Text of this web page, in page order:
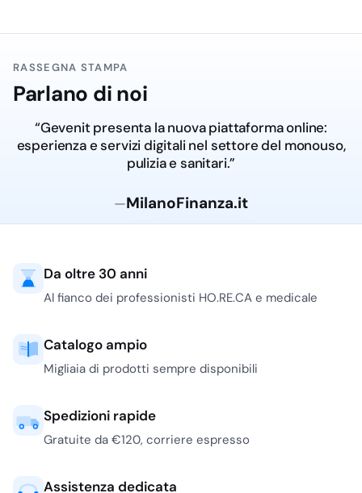
RASSEGNA STAMPA
Parlano di noi
“Dal Salento al digitale: Ge.ven.it lancia la nuova
piattaforma online dedicata al settore del monouso,
pulizia e sanitari.”
—Adnkronos.com